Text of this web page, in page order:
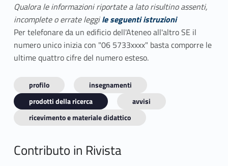
Qualora le informazioni riportate a lato risultino assenti,
incomplete o errate leggile seguenti istruzioni
Per telefonare da un edificio dell'Ateneo all'altro SE il
numero unico inizia con "06 5733xxxx" basta comporre le
ultime quattro cifre del numero esteso.
profilo
insegnamenti
prodotti della ricerca
avvisi
ricevimento e materiale didattico
Contributo in Rivista